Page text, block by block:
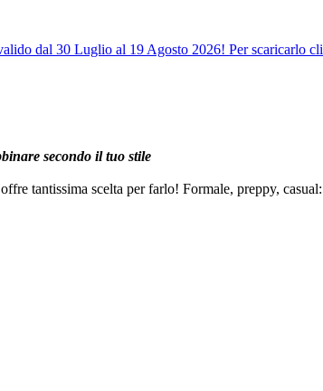
dal 30 Luglio al 19 Agosto 2026! Per scaricarlo
secondo il tuo stile
tantissima scelta per farlo! Formale, preppy,